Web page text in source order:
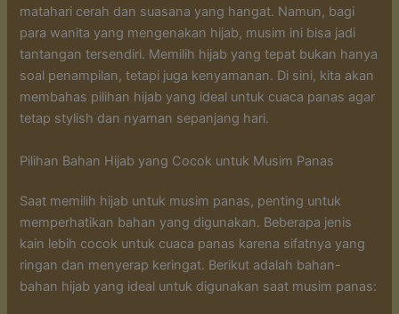
matahari cerah dan suasana yang hangat. Namun, bagi
para wanita yang mengenakan hijab, musim ini bisa jadi
tantangan tersendiri. Memilih hijab yang tepat bukan hanya
soal penampilan, tetapi juga kenyamanan. Di sini, kita akan
membahas pilihan hijab yang ideal untuk cuaca panas agar
tetap stylish dan nyaman sepanjang hari.
Pilihan Bahan Hijab yang Cocok untuk Musim Panas
Saat memilih hijab untuk musim panas, penting untuk
memperhatikan bahan yang digunakan. Beberapa jenis
kain lebih cocok untuk cuaca panas karena sifatnya yang
ringan dan menyerap keringat. Berikut adalah bahan-
bahan hijab yang ideal untuk digunakan saat musim panas: